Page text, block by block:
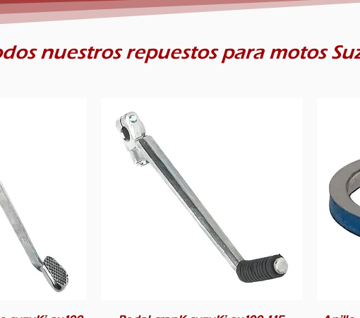
nuestros repuestos para motos